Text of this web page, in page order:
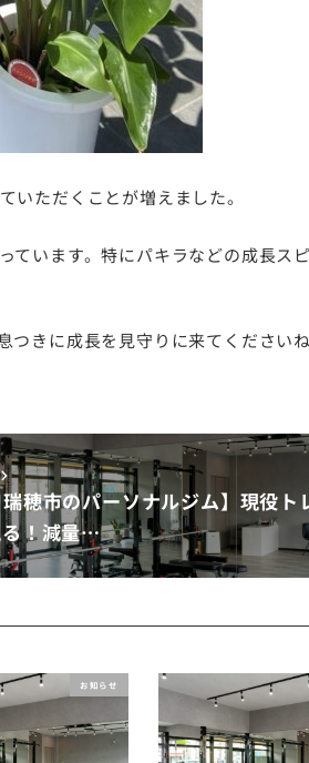
いただくことが増えました。
ています。特にパキラなどの成長ス
きに成長を見守りに来てくださいね
穂市のパーソナルジム】現役ト
る！減量…
お知らせ